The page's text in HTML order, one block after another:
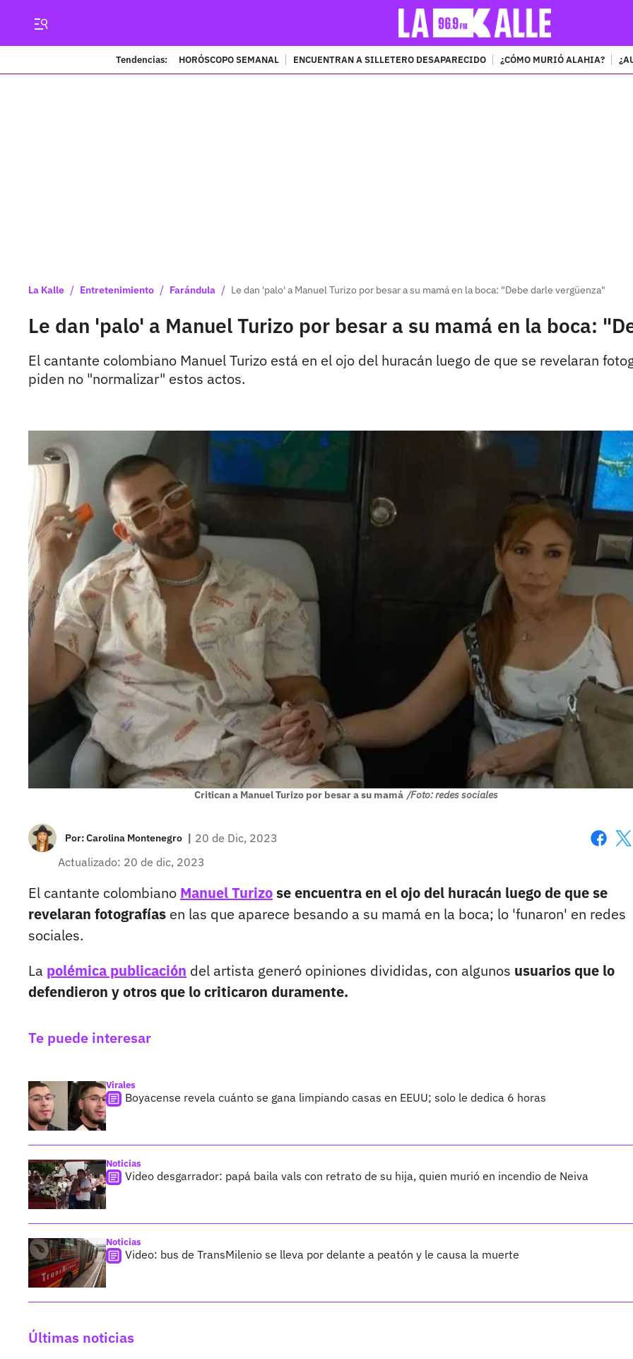
Tendencias: HORÓSCOPO SEMANAL ENCUENTRAN A SILLETERO DESAPARECIDO ¿CÓMO MURIÓ ALAHIA?
La Kalle / Entretenimiento / Farándula / Le dan 'palo' a Manuel Turizo por besar a su mamá en la boca: "Debe darle vergüenza"
Le dan 'palo' a Manuel Turizo por besar a su mamá en la boca:
El cantante colombiano Manuel Turizo está en el ojo del huracán luego de que se revelaran
piden no "normalizar" estos actos.
Critican a Manuel Turizo por besar a su mamá /Foto: redes sociales
Por:Carolina Montenegro | 20 de Dic, 2023
Actualizado: 20 de dic, 2023
El cantante colombiano Manuel Turizose encuentra en el ojo del huracán luego de que se
revelaran fotografías en las que aparece besando a su mamá en la boca; lo 'funaron' en redes
sociales.
La polémica publicación del artista generó opiniones divididas, con algunos usuarios que lo
defendieron y otros que lo criticaron duramente.
Te puede interesar
Virales
Boyacense revela cuánto se gana limpiando casas en EEUU; solo le dedica 6 horas
Noticias
Video desgarrador: papá baila vals con retrato de su hija, quien murió en incendio de Neiva
Noticias
Video: bus de TransMilenio se lleva por delante a peatón y le causa la muerte
Últimas noticias